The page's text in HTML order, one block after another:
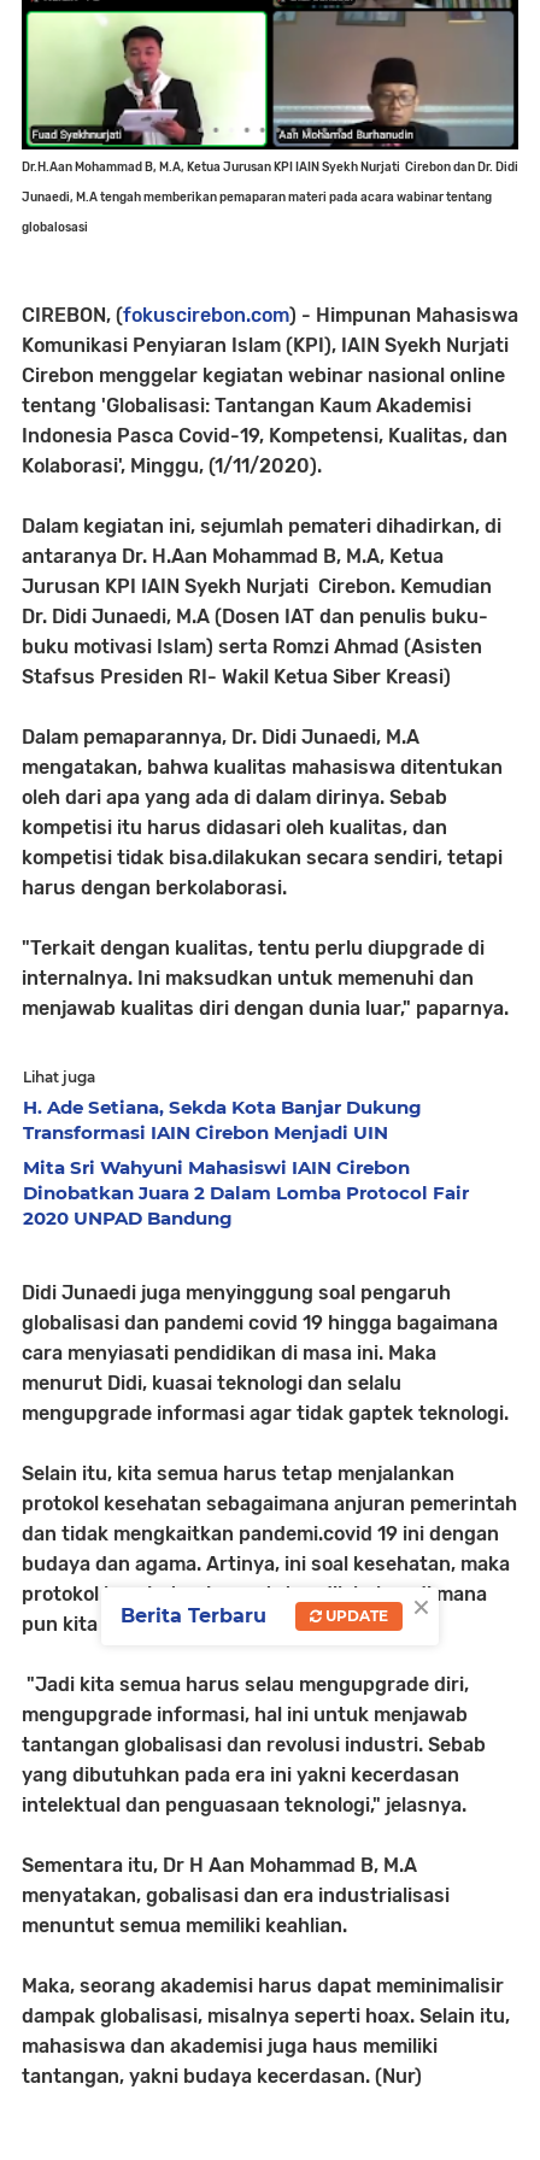
Dr.H.Aan Mohammad B, M.A, Ketua Jurusan KPI IAIN Syekh Nurjati Cirebon dan Dr. Didi
Junaedi, M.A tengah memberikan pemaparan materi pada acara wabinar tentang
globalosasi
CIREBON, (fokuscirebon.com) - Himpunan Mahasiswa
Komunikasi Penyiaran Islam (KPI), IAIN Syekh Nurjati
Cirebon menggelar kegiatan webinar nasional online
tentang 'Globalisasi: Tantangan Kaum Akademisi
Indonesia Pasca Covid-19, Kompetensi, Kualitas, dan
Kolaborasi', Minggu, (1/11/2020).
Dalam kegiatan ini, sejumlah pemateri dihadirkan, di
antaranya Dr. H.Aan Mohammad B, M.A, Ketua
Jurusan KPI IAIN Syekh Nurjati Cirebon. Kemudian
Dr. Didi Junaedi, M.A (Dosen IAT dan penulis buku-
buku motivasi Islam) serta Romzi Ahmad (Asisten
Stafsus Presiden RI- Wakil Ketua Siber Kreasi)
Dalam pemaparannya, Dr. Didi Junaedi, M.A
mengatakan, bahwa kualitas mahasiswa ditentukan
oleh dari apa yang ada di dalam dirinya. Sebab
kompetisi itu harus didasari oleh kualitas, dan
kompetisi tidak bisa.dilakukan secara sendiri, tetapi
harus dengan berkolaborasi.
"Terkait dengan kualitas, tentu perlu diupgrade di
internalnya. Ini maksudkan untuk memenuhi dan
menjawab kualitas diri dengan dunia luar," paparnya.
Lihat juga
H. Ade Setiana, Sekda Kota Banjar Dukung
Transformasi IAIN Cirebon Menjadi UIN
Mita Sri Wahyuni Mahasiswi IAIN Cirebon
Dinobatkan Juara 2 Dalam Lomba Protocol Fair
2020 UNPAD Bandung
Didi Junaedi juga menyinggung soal pengaruh
globalisasi dan pandemi covid 19 hingga bagaimana
cara menyiasati pendidikan di masa ini. Maka
menurut Didi, kuasai teknologi dan selalu
mengupgrade informasi agar tidak gaptek teknologi.
Selain itu, kita semua harus tetap menjalankan
protokol kesehatan sebagaimana anjuran pemerintah
dan tidak mengkaitkan pandemi.covid 19 ini dengan
budaya dan agama. Artinya, ini soal kesehatan, maka
protokol kesehatan harus tetap dilakukan di mana
pun kita berada.
"Jadi kita semua harus selau mengupgrade diri,
mengupgrade informasi, hal ini untuk menjawab
tantangan globalisasi dan revolusi industri. Sebab
yang dibutuhkan pada era ini yakni kecerdasan
intelektual dan penguasaan teknologi," jelasnya.
Sementara itu, Dr H Aan Mohammad B, M.A
menyatakan, gobalisasi dan era industrialisasi
menuntut semua memiliki keahlian.
Maka, seorang akademisi harus dapat meminimalisir
dampak globalisasi, misalnya seperti hoax. Selain itu,
mahasiswa dan akademisi juga haus memiliki
tantangan, yakni budaya kecerdasan. (Nur)
×
Berita Terbaru UPDATE